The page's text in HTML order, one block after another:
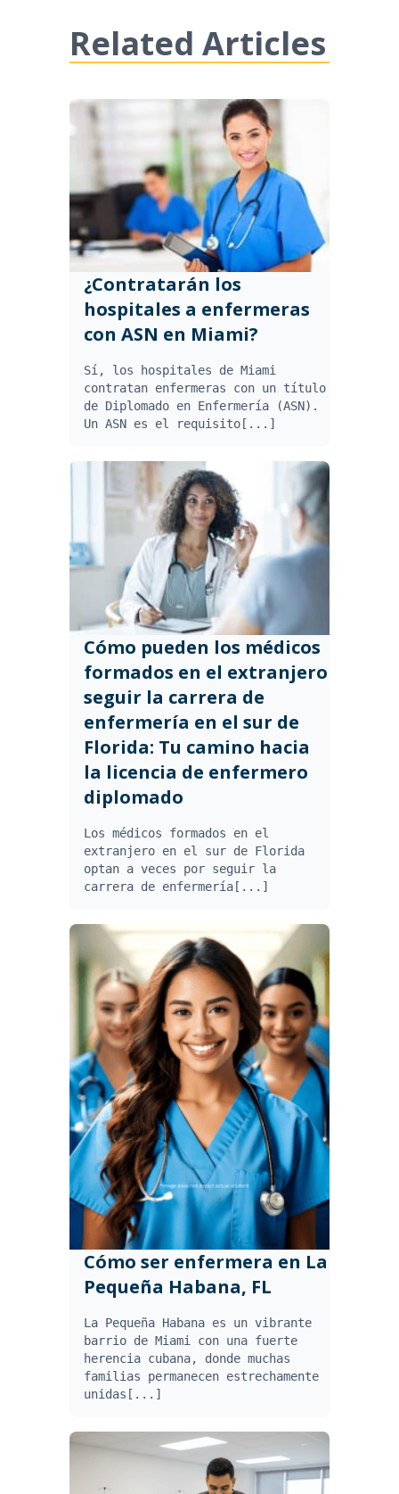
Related Articles
¿Contratarán los
hospitales a enfermeras
con ASN en Miami?
Sí, los hospitales de Miami
contratan enfermeras con un título
de Diplomado en Enfermería (ASN).
Un ASN es el requisito[...]
Cómo pueden los médicos
formados en el extranjero
seguir la carrera de
enfermería en el sur de
Florida: Tu camino hacia
la licencia de enfermero
diplomado
Los médicos formados en el
extranjero en el sur de Florida
optan a veces por seguir la
carrera de enfermería[...]
Cómo ser enfermera en La
Pequeña Habana, FL
La Pequeña Habana es un vibrante
barrio de Miami con una fuerte
herencia cubana, donde muchas
familias permanecen estrechamente
unidas[...]